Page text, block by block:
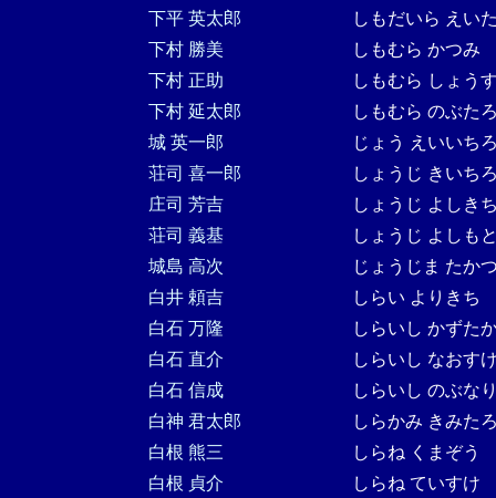
下平 英太郎
しもだいら えい
下村 勝美
しもむら かつみ
下村 正助
しもむら しょう
下村 延太郎
しもむら のぶた
城 英一郎
じょう えいいち
荘司 喜一郎
しょうじ きいち
庄司 芳吉
しょうじ よしき
荘司 義基
しょうじ よしも
城島 高次
じょうじま たか
白井 頼吉
しらい よりきち
白石 万隆
しらいし かずた
白石 直介
しらいし なおす
白石 信成
しらいし のぶな
白神 君太郎
しらかみ きみた
白根 熊三
しらね くまぞう
白根 貞介
しらね ていすけ